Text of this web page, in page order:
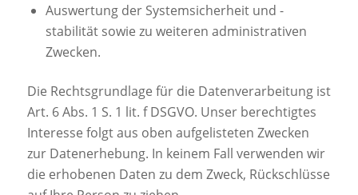
Auswertung der Systemsicherheit und -
stabilität sowie zu weiteren administrativen
Zwecken.
Die Rechtsgrundlage für die Datenverarbeitung ist
Art. 6 Abs. 1 S. 1 lit. f DSGVO. Unser berechtigtes
Interesse folgt aus oben aufgelisteten Zwecken
zur Datenerhebung. In keinem Fall verwenden wir
die erhobenen Daten zu dem Zweck, Rückschlüsse